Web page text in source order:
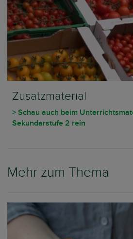
Zusatzmaterial
> Schau auch beim
Sekundarstufe 2 rein
Mehr zum Thema